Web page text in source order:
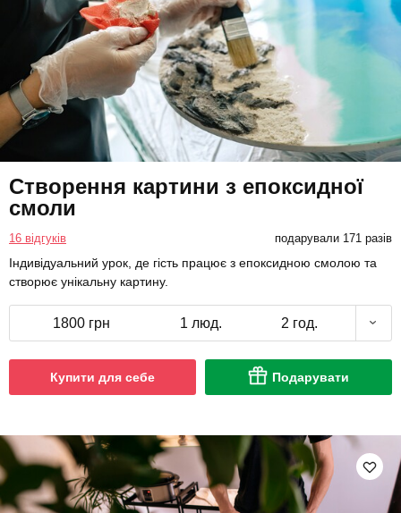
Створення картини з епоксидної
смоли
16 відгуків подарували 171 разів
Індивідуальний урок, де гість працює з епоксидною смолою та
створює унікальну картину.
1800 грн 1 люд. 2 год.
Купити для себе Подарувати